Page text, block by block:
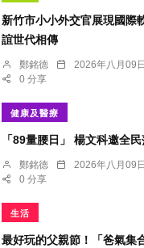
新竹市小小外交官展現國際
誼世代相傳
鄭銘德 2026年八月09日
0 分享
健康及醫療
「89量腰日」 楊文科邀全
鄭銘德 2026年八月09日
0 分享
生活
最好玩的父親節！「爸氣集